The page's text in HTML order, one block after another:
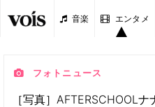
音楽 エンタメ
フォトニュース
［写真］AFTERSCHOOL